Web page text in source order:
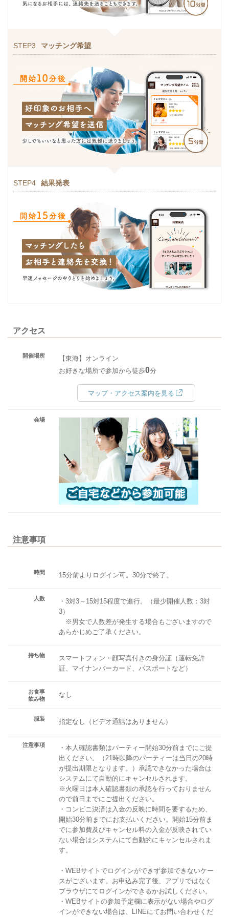
STEP3 マッチング希望
STEP4 結果発表
アクセス
開催場所
【東海】オンライン
お好きな場所で参加から徒歩0分
マップ・アクセス案内を見る
会場
注意事項
時間 15分前よりログイン可。30分で終了。
人数
・3対3～15対15程度で進行。（最少開催人数：3対
3）
※男女で人数差が発生する場合もございますので
あらかじめご了承ください。
持ち物
スマートフォン・顔写真付きの身分証（運転免許
証、マイナンバーカード、パスポートなど）
お食事
飲み物
なし
服装 指定なし（ビデオ通話はありません）
注意事項
・本人確認書類はパーティー開始30分前までにご提
出ください。（21時以降のパーティーは当日の20時
が提出期限となります。）承認できなかった場合は
システムにて自動的にキャンセルされます。
※火曜日は本人確認書類の承認を行っておりません
ので前日までにご提出ください。
・コンビニ決済は入金の反映に時間を要するため、
開始30分前までにお支払いください。開始15分前ま
でに参加費及びキャンセル料の入金が反映されてい
ない場合はシステムにて自動的にキャンセルされま
す。
・WEBサイトでログインができず参加できないケー
スがございます。お申込み完了後、アプリではなく
ブラウザにてログインができるかお試しください。
・WEBサイトの参加予定欄に表示がない場合やログ
インができない場合は、LINEにてお問い合わせくだ